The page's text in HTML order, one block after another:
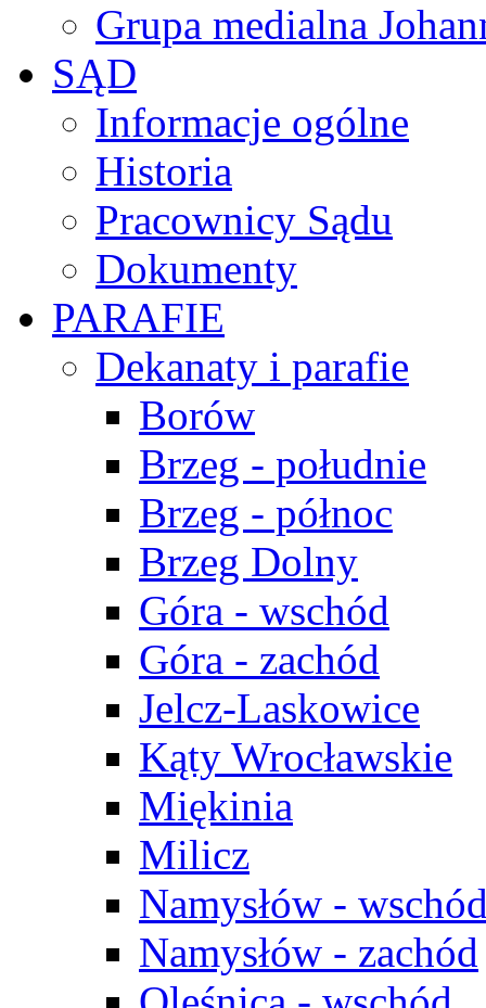
Grupa medialna
SĄD
Informacje ogólne
Historia
Pracownicy Sądu
Dokumenty
PARAFIE
Dekanaty i parafie
Borów
Brzeg - południe
Brzeg - północ
Brzeg Dolny
Góra - wschód
Góra - zachód
Jelcz-Laskowice
Kąty Wrocławskie
Miękinia
Milicz
Namysłów -
Namysłów - zachód